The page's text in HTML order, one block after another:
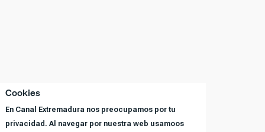
Cookies
En Canal Extremadura nos preocupamos por tu
privacidad. Al navegar por nuestra web usamoos